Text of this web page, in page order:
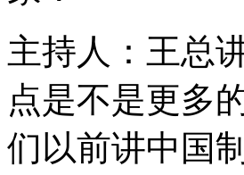
主持人：王总
点是不是更多
们以前讲中国